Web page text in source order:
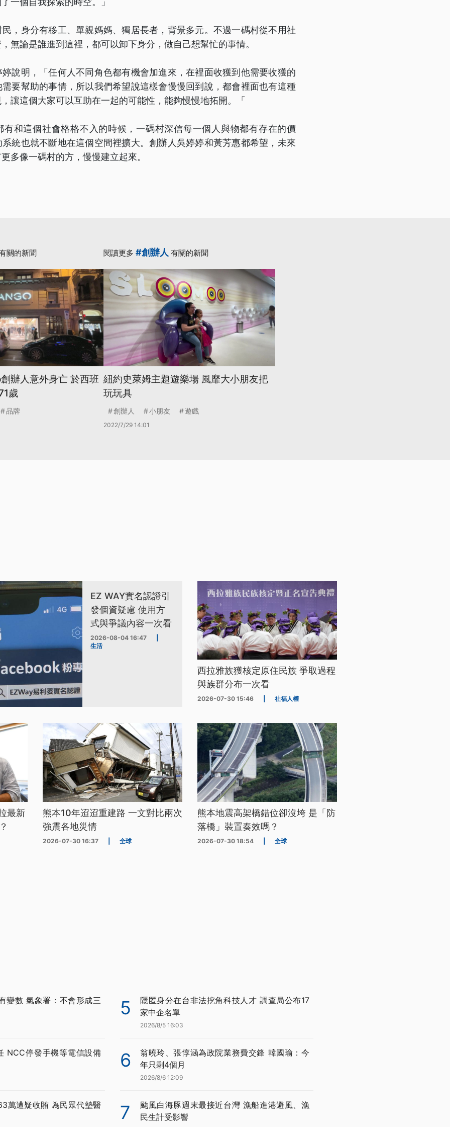
，身分有移工、單親媽媽、獨居長者，背景多元。不過一碼村從不用社
無論是誰進到這裡，都可以卸下身分，做自己想幫忙的事情。
說明，「任何人不同角色都有機會加進來，在裡面收獲到他需要收獲的
要幫助的事情，所以我們希望說這樣會慢慢回到說，都會裡面也有這種
讓這個大家可以互助在一起的可能性，能夠慢慢地拓開。「
有和這個社會格格不入的時候，一碼村深信每一個人與物都有存在的價
統也就不斷地在這個空間裡擴大。創辦人吳婷婷和黃芳惠都希望，未來
多像一碼村的方，慢慢建立起來。
關的新聞
辦人意外身亡 於西班
歲
品牌
閱讀更多 #創辦人 有關的新聞
紐約史萊姆主題遊樂場 風靡大小朋友把
玩玩具
創辦人 小朋友 遊戲
2022/7/29 14:01
EZ WAY實名認證引
發個資疑慮 使用方
式與爭議內容一次看
2026-08-04 16:47
生活
西拉雅族獲核定原住民族 爭取過程
與族群分布一次看
2026-07-30 15:46 社福人權
最新
熊本10年迢迢重建路 一文對比兩次
強震各地災情
2026-07-30 16:37 全球
熊本地震高架橋錯位卻沒垮 是「防
落橋」裝置奏效嗎？
2026-07-30 18:54 全球
變數 氣象署：不會形成三
NCC停發手機等電信設備
萬遭疑收賄 為民眾代墊醫
5
隱匿身分在台非法挖角科技人才 調查局公布17
家中企名單
2026/8/5 16:03
6
翁曉玲、張惇涵為政院業務費交鋒 韓國瑜：今
年只剩4個月
2026/8/6 12:09
7
颱風白海豚週末最接近台灣 漁船進港避風、漁
民生計受影響